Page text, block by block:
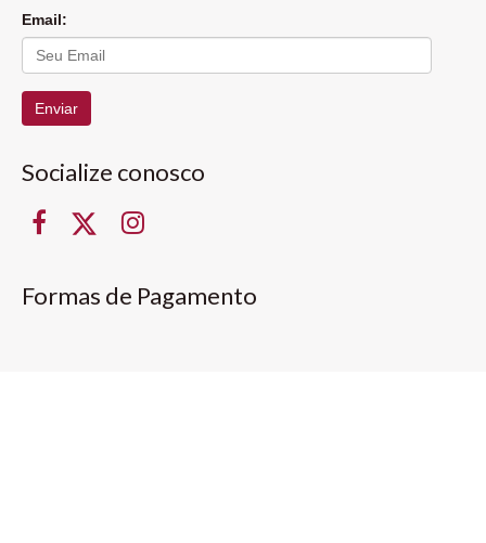
Email:
Enviar
Socialize conosco
Formas de Pagamento